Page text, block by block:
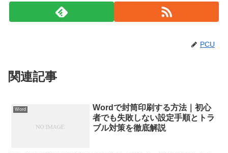
PCU
関連記事
Word
Wordで封筒印刷する方法｜初心
者でも失敗しない設定手順とトラ
ブル対策を徹底解説